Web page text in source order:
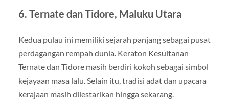
6. Ternate dan Tidore, Maluku Utara
Kedua pulau ini memiliki sejarah panjang sebagai pusat
perdagangan rempah dunia. Keraton Kesultanan
Ternate dan Tidore masih berdiri kokoh sebagai simbol
kejayaan masa lalu. Selain itu, tradisi adat dan upacara
kerajaan masih dilestarikan hingga sekarang.